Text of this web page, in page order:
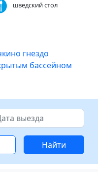
шведский стол
гнездо
бассейном
Найти